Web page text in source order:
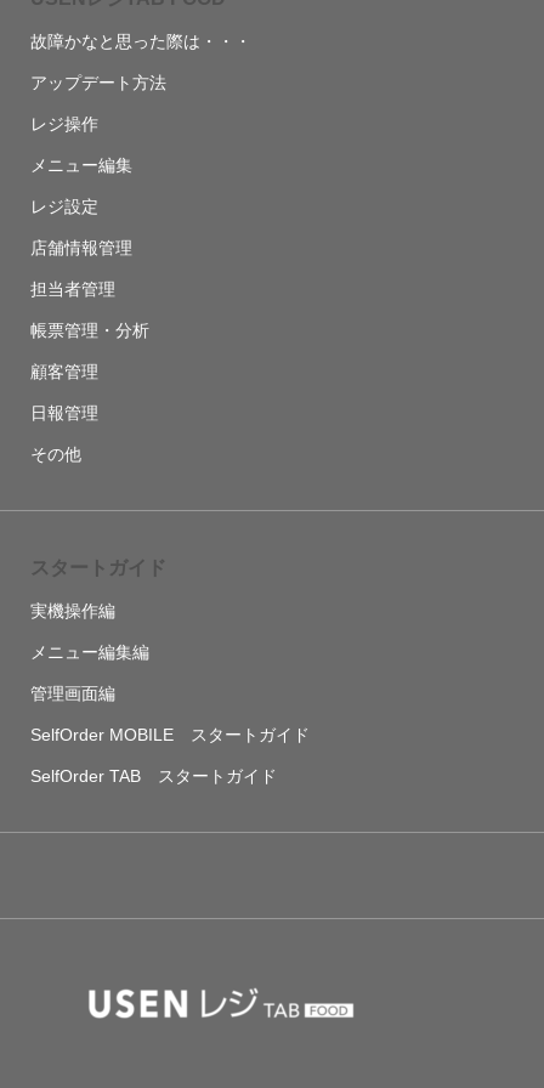
故障かなと思った際は・・・
アップデート方法
レジ操作
メニュー編集
レジ設定
店舗情報管理
担当者管理
帳票管理・分析
顧客管理
日報管理
その他
スタートガイド
実機操作編
メニュー編集編
管理画面編
SelfOrder MOBILE スタートガイド
SelfOrder TAB スタートガイド